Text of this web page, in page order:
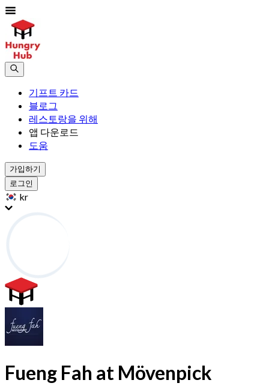
기프트 카드
블로그
레스토랑을 위해
앱 다운로드
도움
가입하기
로그인
kr
Fueng Fah at Mövenpick